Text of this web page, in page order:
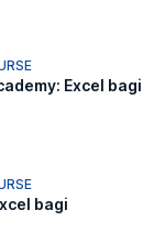
Excel bagi
bagi